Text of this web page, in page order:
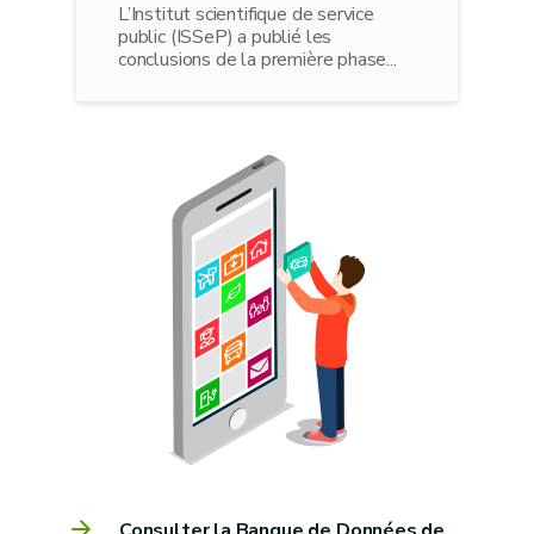
L’Institut scientifique de service
public (ISSeP) a publié les
conclusions de la première phase...